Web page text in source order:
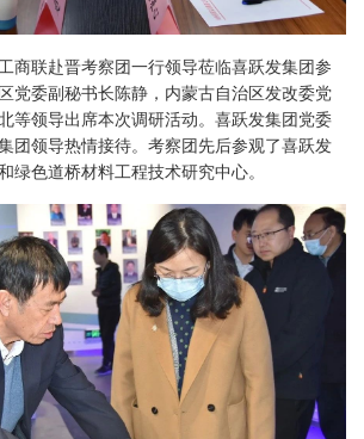
商联赴晋考察团一行领导莅临喜跃发集团参
党委副秘书长陈静，内蒙古自治区发改委党
等领导出席本次调研活动。喜跃发集团党委
团领导热情接待。考察团先后参观了喜跃发
绿色道桥材料工程技术研究中心。